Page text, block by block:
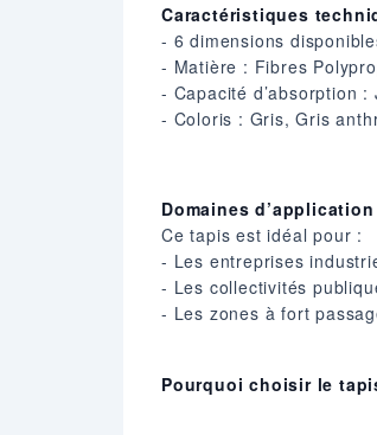
Caractéristiques
- 6 dimensions
- Matière : Fibres
- Capacité d’absorption :
- Coloris : Gris​, Gris
Domaines d’application
Ce tapis est idéal pour :​
- Les entreprises
- Les collectivités
- Les zones à fort
Pourquoi choisir le